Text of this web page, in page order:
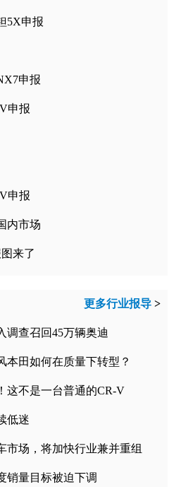
5X申报
申报
申报
申报
内市场
来了
更多行业报导 >
调查召回45万辆奥迪
本田如何在质量下转型？
这不是一台普通的CR-V
低迷
市场，将加快行业兼并重组
销量目标被迫下调